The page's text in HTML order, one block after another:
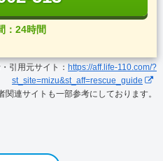
：24時間
引用元サイト： https://aff.life-110.com/?
st_site=mizu&st_aff=rescue_guide
連サイトも一部参考にしております。